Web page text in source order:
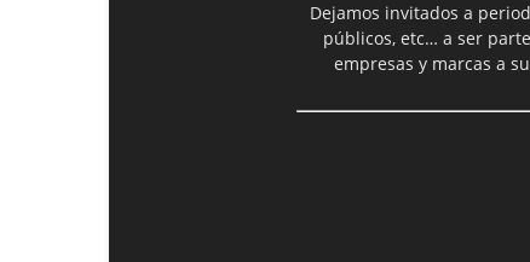
Dejamos invitados a
públicos, etc… a ser
empresas y marcas a